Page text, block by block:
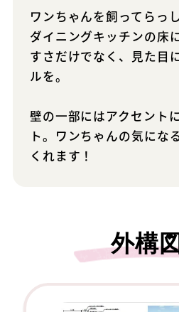
ワンちゃんを飼ってらっ
ダイニングキッチンの床
すさだけでなく、見た目
ルを。
壁の一部にはアクセント
ト。ワンちゃんの気にな
くれます！
外構